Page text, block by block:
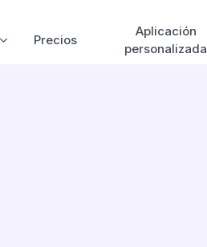
Precios
Aplicación
personalizada